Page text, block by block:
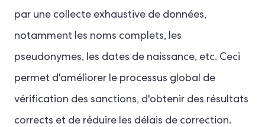
par une collecte exhaustive de données,
notamment les noms complets, les
pseudonymes, les dates de naissance, etc. Ceci
permet d'améliorer le processus global de
vérification des sanctions, d'obtenir des résultats
corrects et de réduire les délais de correction.